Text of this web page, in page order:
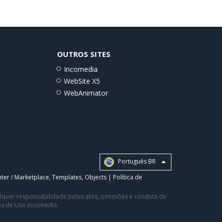
OUTROS SITES
Incomedia
WebSite X5
WebAnimator
Português BR
/ Marketplace, Templates, Objects | Política de
responsabilidade pelos atos, omissões e conduta de
de Uso Incomedia.